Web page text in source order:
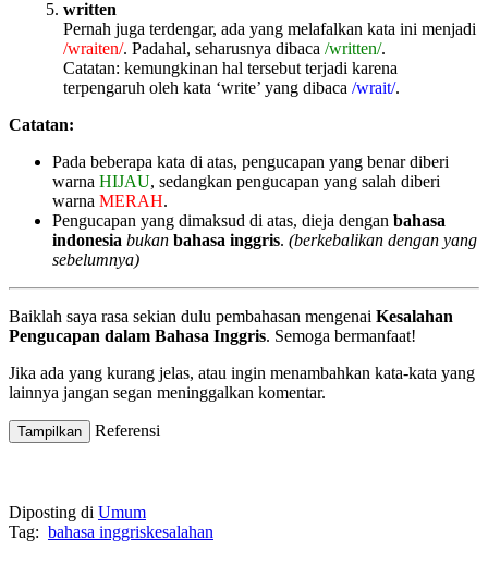
written
Pernah juga terdengar, ada yang melafalkan kata ini menjadi
/wraiten/. Padahal, seharusnya dibaca /written/.
Catatan: kemungkinan hal tersebut terjadi karena
terpengaruh oleh kata ‘write’ yang dibaca /wrait/.
Catatan:
Pada beberapa kata di atas, pengucapan yang benar diberi
warna HIJAU, sedangkan pengucapan yang salah diberi
warna MERAH.
Pengucapan yang dimaksud di atas, dieja dengan bahasa
indonesia bukan bahasa inggris. (berkebalikan dengan yang
sebelumnya)
Baiklah saya rasa sekian dulu pembahasan mengenai Kesalahan
Pengucapan dalam Bahasa Inggris. Semoga bermanfaat!
Jika ada yang kurang jelas, atau ingin menambahkan kata-kata yang
lainnya jangan segan meninggalkan komentar.
Referensi
Diposting di Umum
Tag: bahasa inggriskesalahan